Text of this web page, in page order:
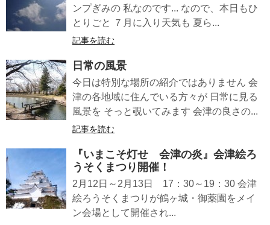
ンプぎみの 私なのです... なので、本日もひ
とりごと ７月に入り天気も 夏ら...
記事を読む
日常の風景
今日は特別な場所の紹介ではありません 会
津の各地域に住んでいる方々が 日常に見る
風景を そっと覗いてみます 会津の良さの...
記事を読む
『いまこそ灯せ 会津の炎』会津絵ろ
うそくまつり開催！
2月12日～2月13日 17：30～19：30 会津
絵ろうそくまつりが鶴ヶ城・御薬園をメイ
ン会場として開催され...